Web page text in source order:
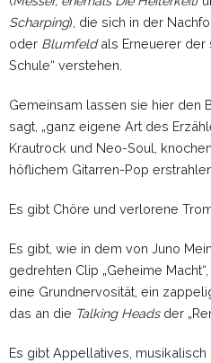
Scharping), die sich in der
oder Blumfeldals Erneuerer der
Schule“ verstehen.
Gemeinsam lassen sie hier den
sagt, „ganz eigene Art des
Krautrock und Neo-Soul,
höflichem Gitarren-Pop
Es gibt Chöre und verlorene
Es gibt, wie in dem von Juno
gedrehten Clip „Geheime
eine Grundnervosität, ein
das an die Talking Headsder
Es gibt Appellatives, musikalisch